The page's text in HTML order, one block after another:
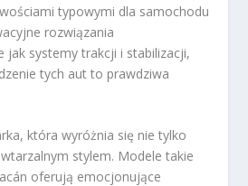
typowymi dla samochodu
rozwiązania
jak systemy trakcji i stabilizacji,
tych aut to prawdziwa
która wyróżnia się nie tylko
stylem. Modele takie
oferują emocjonujące